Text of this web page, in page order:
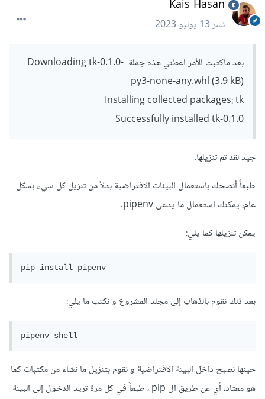
Kais Hasan
نشر13 يوليو 2023
بعد ماكتبت الأمر اعطني هذه جملة Downloading tk-0.1.0-
py3-none-any.whl (3.9 kB)
Installing collected packages: tk
Successfully installed tk-0.1.0
جيد لقد تم تنزيلها.
طبعاً أنصحك باستعمال البيئات الافتراضية بدلاً من تنزيل كل شيء بشكل
عام، يمكنك استعمال ما يدعى pipenv.
يمكن تنزيلها كما يلي:
pip install pipenv
بعد ذلك نقوم بالذهاب إلى مجلد المشروع و نكتب ما يلي:
pipenv shell
حينها نصبح داخل البيئة الافتراضية و نقوم بتنزيل ما نشاء من مكتبات كما
هو معتاد، أي عن طريق ال pip ، طبعاً في كل مرة تريد الدخول إلى البيئة